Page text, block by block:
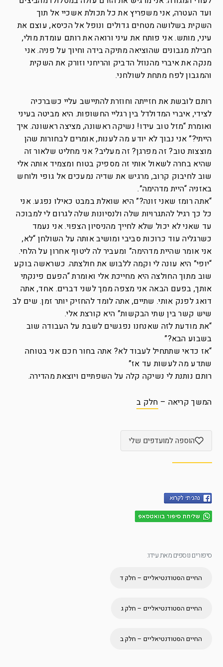
ועד העטרה, אני משפריץ את כל תכולת אשכיי אל תוך
השקית בשלושה מטחים גדולים ונופל אל הכיסא, עוצם את
עיני, מותש. אני פותח את עיני ורואה את רותם עומדת מולי,
חבילת מגבונים שהוציאה מתיקה בידה וחיוך על פניה. אני
מנקה את איברי מהנוזל הדביק והריחני וזורק את השקית
והמגבון לפח מתחת לשולחני.
רותם לובשת את חזייתה וחוזרת להתיישב עליי כשברכיה
לצידי, איברי המדולדל בין רגליי החשופות. היא מביטה בעיני
ואומרת “מזל טוב עידו! נשיקה ראשונה, מציצה ראשונה. איך
הייתי?” אני נבוך לא יודע מה לענות, אומרים לבחורות שהן
מוצצות טוב? זה מפרגן? זה מעליב? אני מחליט שלאור זה
שהיא בחרה לשאול אותי זה מספיק בטוח ומצמיד אותה אלי
שוב לחיבוק קרוב, מרגיש את שדיה נמעכים אל גופי ולוחש
באזניה “היית מדהימה”.
“אתה רומז שאני זונה?” היא שואלת במבט כאילו נפגע. אני
כל כך רגיל להתגרויות שלה ולנסיונות שלה לגרום לי למבוכה
עד שאני לא יכול שלא לחייך מהניסיון הצפוי. אני נעמד
כשרגליה עוד כרוכות סביבי ומושיב אותה על השולחן “לא,
אני אומר שהיית מדהימה” ומעביר לה ליטוף אחרון על הלחי.
“יופי” היא עונה לי וקמה ללבוש את חולצתה. כשראשה בוקע
שוב מתוך החולצה היא מחייכת אלי ואומרת “הפעם פינקתי
אותך, בפעם הבאה אני מצפה ממך לשני דברים. אחד, אתה
דואג לפנק אותי. שתיים, אתה לומד להחזיק יותר זמן. שים לב
שיש קשר בין שתי הבקשות” היא קורצת אלי.
“את מודעת לזה שאנחנו נפגשים לשבת על העבודה שוב
בשבוע הבא?”
“אז כדאי שתתחיל לעבוד לא? אתה בחור חכם אני בטוחה
שתדע מה לעשות עד אז”
רותם נותנת לי נשיקה קלה על השפתיים ויוצאת מהדירה.
המשך קריאה – חלק ב
הוספה למועדפים שלי
סיפורים נוספים מאת עידו:
החיים הסטודנטיאליים – חלק ד
החיים הסטודנטיאליים – חלק ג
החיים הסטודנטיאליים – חלק ב